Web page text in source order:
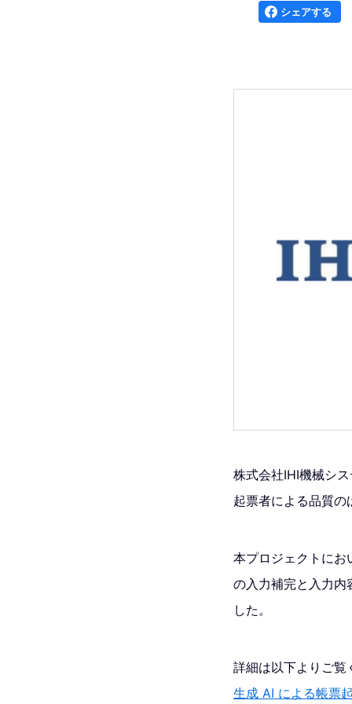
シェアする
株式会社IHI機械シ
起票者による品質
本プロジェクトにお
の入力補完と入力内
した。
詳細は以下よりご覧
生成 AI による帳票